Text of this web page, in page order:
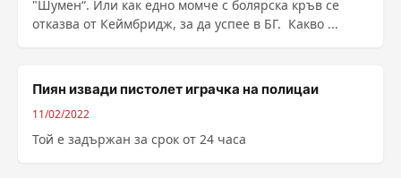
"Шумен“. Или как едно момче с болярска кръв се
отказва от Кеймбридж, за да успее в БГ. Какво ...
Пиян извади пистолет играчка на полицаи
11/02/2022
Той е задържан за срок от 24 часа